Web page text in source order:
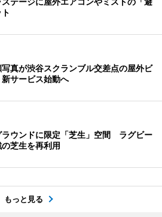
真が渋谷スクランブル交差点の屋外ビ
サービス始動へ
ラウンドに限定「芝生」空間 ラグビー
芝生を再利用
もっと見る